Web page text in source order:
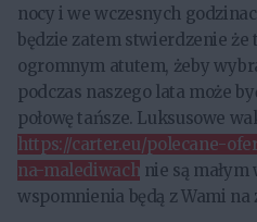
nocy i we wczesnych
będzie zatem stwierdzenie że
ogromnym atutem, żeby
podczas naszego lata może
połowę tańsze. Luksusowe
https://carter.eu/polecane-
na-malediwach nie są
wspomnienia będą z Wami na